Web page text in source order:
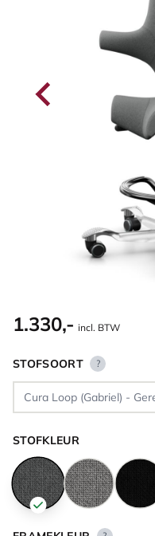
1.330,- incl. BTW
STOFSOORT ?
STOFKLEUR